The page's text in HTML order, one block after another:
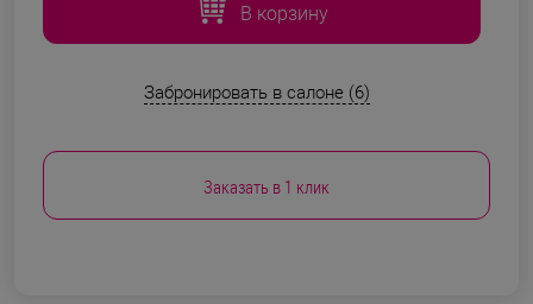
В корзину
Забронировать в салоне (6)
Заказать в 1 клик